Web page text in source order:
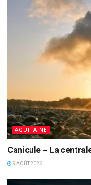
AQUITAINE
Canicule – La
9 AOÛT 2026